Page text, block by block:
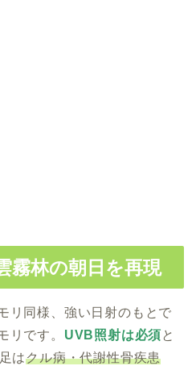
霧林の朝日を再現
リ同様、強い日射のもとで
リです。 UVB照射は必須と
はクル病・代謝性骨疾患